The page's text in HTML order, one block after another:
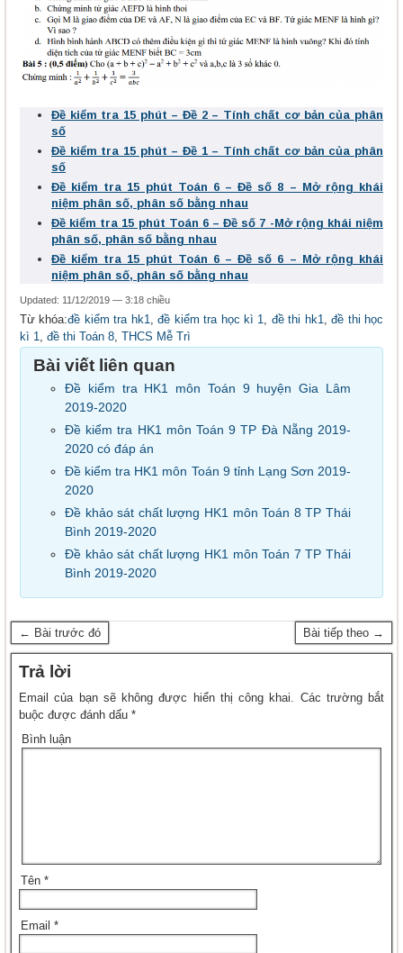
Đề kiểm tra 15 phút – Đề 2 – Tính chất cơ bản của phân
số
Đề kiểm tra 15 phút – Đề 1 – Tính chất cơ bản của phân
số
Đề kiểm tra 15 phút Toán 6 – Đề số 8 – Mở rộng khái
niệm phân số, phân số bằng nhau
Đề kiểm tra 15 phút Toán 6 – Đề số 7 -Mở rộng khái niệm
phân số, phân số bằng nhau
Đề kiểm tra 15 phút Toán 6 – Đề số 6 – Mở rộng khái
niệm phân số, phân số bằng nhau
Updated: 11/12/2019 — 3:18 chiều
Từ khóa:đề kiểm tra hk1,đề kiểm tra học kì 1, đề thi hk1,đề thi học
kì 1, đề thi Toán 8, THCS Mễ Trì
Bài viết liên quan
Đề kiểm tra HK1 môn Toán 9 huyện Gia Lâm
2019-2020
Đề kiểm tra HK1 môn Toán 9 TP Đà Nẵng 2019-
2020 có đáp án
Đề kiểm tra HK1 môn Toán 9 tỉnh Lạng Sơn 2019-
2020
Đề khảo sát chất lượng HK1 môn Toán 8 TP Thái
Bình 2019-2020
Đề khảo sát chất lượng HK1 môn Toán 7 TP Thái
Bình 2019-2020
← Bài trước đó Bài tiếp theo →
Trả lời
Email của bạn sẽ không được hiển thị công khai. Các trường bắt
buộc được đánh dấu *
Bình luận
Tên *
Email *